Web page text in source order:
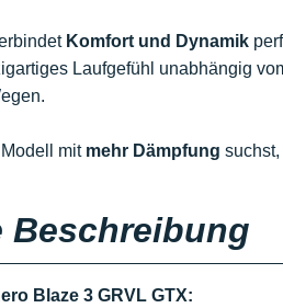
Komfort und Dynamik
Laufgefühl unabhängig
mit mehr Dämpfung
Beschreibung
Blaze 3 GRVL GTX: